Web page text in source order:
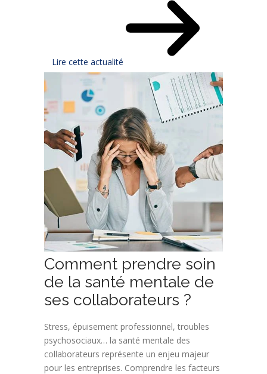
Lire cette actualité
Comment prendre soin
de la santé mentale de
ses collaborateurs ?
Stress, épuisement professionnel, troubles
psychosociaux… la santé mentale des
collaborateurs représente un enjeu majeur
pour les entreprises. Comprendre les facteurs